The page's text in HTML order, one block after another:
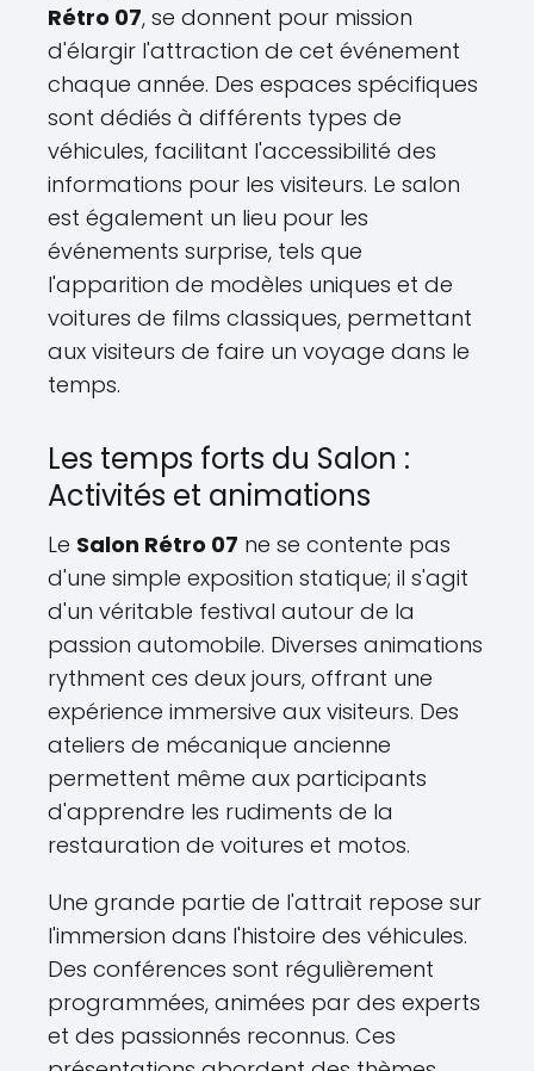
Rétro 07, se donnent pour mission
d'élargir l'attraction de cet événement
chaque année. Des espaces spécifiques
sont dédiés à différents types de
véhicules, facilitant l'accessibilité des
informations pour les visiteurs. Le salon
est également un lieu pour les
événements surprise, tels que
l'apparition de modèles uniques et de
voitures de films classiques, permettant
aux visiteurs de faire un voyage dans le
temps.
Les temps forts du Salon :
Activités et animations
Le Salon Rétro 07 ne se contente pas
d'une simple exposition statique; il s'agit
d'un véritable festival autour de la
passion automobile. Diverses animations
rythment ces deux jours, offrant une
expérience immersive aux visiteurs. Des
ateliers de mécanique ancienne
permettent même aux participants
d'apprendre les rudiments de la
restauration de voitures et motos.
Une grande partie de l'attrait repose sur
l'immersion dans l'histoire des véhicules.
Des conférences sont régulièrement
programmées, animées par des experts
et des passionnés reconnus. Ces